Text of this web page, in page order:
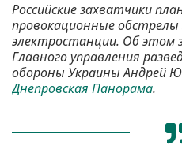
Российские захватчики
провокационные
электростанции. Об этом
Главного управления
обороны Украины Андрей
Днепровская Панорама.